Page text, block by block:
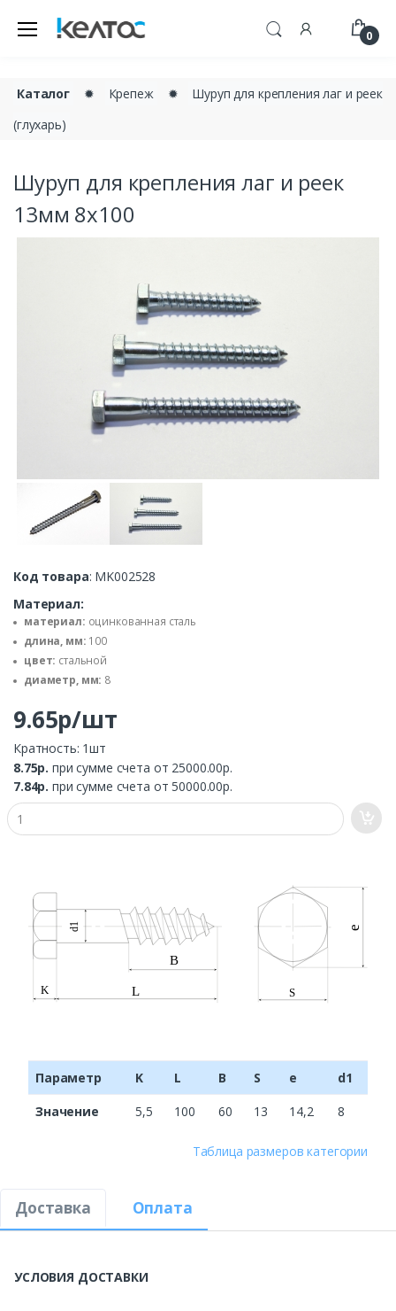
0
Каталог ✹ Крепеж ✹
Шуруп для крепления лаг и реек
(глухарь)
Шуруп для крепления лаг и реек
13мм 8х100
Код товара: MK002528
Материал:
материал: оцинкованная сталь
длина, мм: 100
цвет: стальной
диаметр, мм: 8
9.65р/шт
Кратность: 1шт
8.75р. при сумме счета от 25000.00р.
7.84р. при сумме счета от 50000.00р.
Параметр K L B S e
d1
Значение
5,5 100 60 13 14,2 8
Таблица размеров категории
Доставка Оплата
УСЛОВИЯ ДОСТАВКИ